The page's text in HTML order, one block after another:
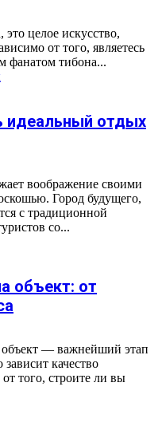
целое искусство,
от того, являетесь
фанатом тибона...
идеальный отдых
воображение своими
Город будущего,
с традиционной
со...
объект: от
объект — важнейший этап
качество
того, строите ли вы